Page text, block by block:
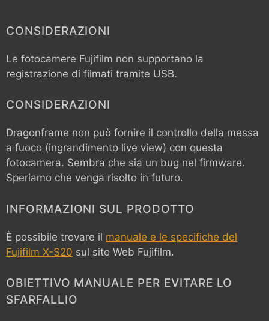
CONSIDERAZIONI
Le fotocamere Fujifilm non supportano la
registrazione di filmati tramite USB.
CONSIDERAZIONI
Dragonframe non può fornire il controllo della messa
a fuoco (ingrandimento live view) con questa
fotocamera. Sembra che sia un bug nel firmware.
Speriamo che venga risolto in futuro.
INFORMAZIONI SUL PRODOTTO
È possibile trovare il manuale e le specifiche del
Fujifilm X-S20 sul sito Web Fujifilm.
OBIETTIVO MANUALE PER EVITARE LO
SFARFALLIO